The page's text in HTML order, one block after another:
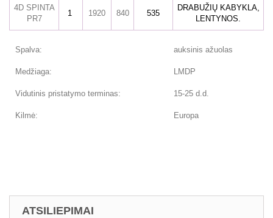
4D SPINTA
PR7
1 1920 840 535
DRABUŽIŲ KABYKLA,
LENTYNOS.
Spalva: auksinis ažuolas
Medžiaga: LMDP
Vidutinis pristatymo terminas: 15-25 d.d.
Kilmė: Europa
ATSILIEPIMAI